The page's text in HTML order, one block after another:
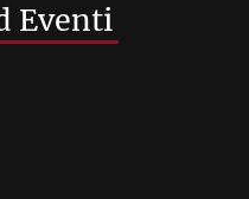
Eventi